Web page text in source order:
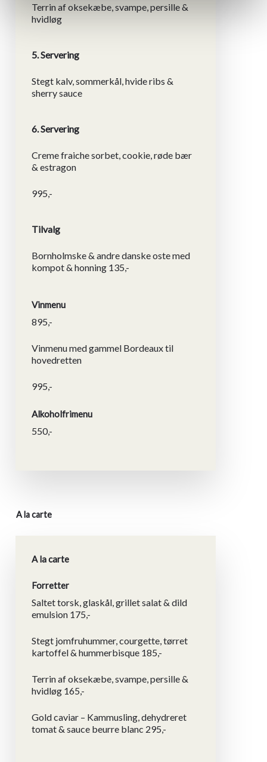
Terrin af oksekæbe, svampe, persille &
hvidløg
5. Servering
Stegt kalv, sommerkål, hvide ribs &
sherry sauce
6. Servering
Creme fraiche sorbet, cookie, røde bær
& estragon
995,-
Tilvalg
Bornholmske & andre danske oste med
kompot & honning 135,-
Vinmenu
895,-
Vinmenu med gammel Bordeaux til
hovedretten
995,-
Alkoholfrimenu
550,-
A la carte
A la carte
Forretter
Saltet torsk, glaskål, grillet salat & dild
emulsion 175,-
Stegt jomfruhummer, courgette, tørret
kartoffel & hummerbisque 185,-
Terrin af oksekæbe, svampe, persille &
hvidløg 165,-
Gold caviar – Kammusling, dehydreret
tomat & sauce beurre blanc 295,-